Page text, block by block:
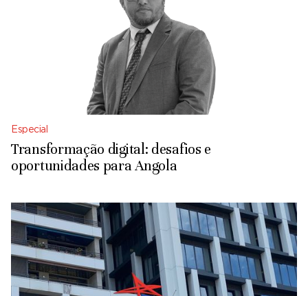
Especial
Transformação digital: desafios e
oportunidades para Angola